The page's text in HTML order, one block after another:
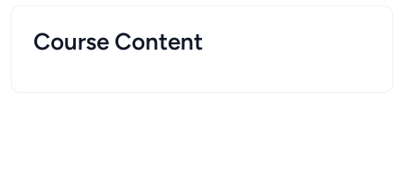
Course Content